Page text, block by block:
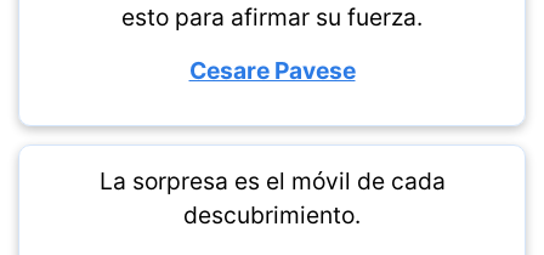
esto para afirmar su fuerza.
Cesare Pavese
La sorpresa es el móvil de cada
descubrimiento.